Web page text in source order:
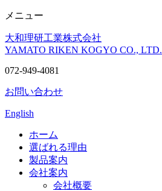
メニュー
大和理研工業株式会社
YAMATO RIKEN KOGYO CO., LTD.
072-949-4081
お問い合わせ
English
ホーム
選ばれる理由
製品案内
会社案内
会社概要